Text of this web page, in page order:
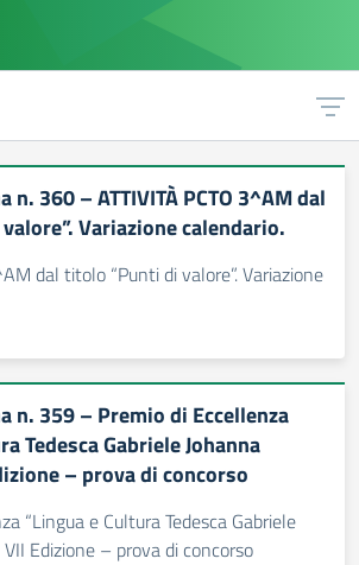
360 – ATTIVITÀ PCTO 3^AM dal
Variazione calendario.
dal titolo “Punti di valore”. Variazione
n. 359 – Premio di Eccellenza
Tedesca Gabriele Johanna
– prova di concorso
“Lingua e Cultura Tedesca Gabriele
Edizione – prova di concorso